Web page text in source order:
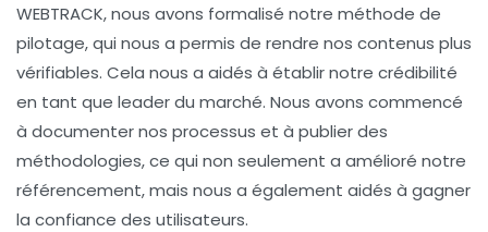
WEBTRACK, nous avons formalisé notre méthode de
pilotage, qui nous a permis de rendre nos contenus plus
vérifiables. Cela nous a aidés à établir notre crédibilité
en tant que leader du marché. Nous avons commencé
à documenter nos processus et à publier des
méthodologies, ce qui non seulement a amélioré notre
référencement, mais nous a également aidés à gagner
la confiance des utilisateurs.